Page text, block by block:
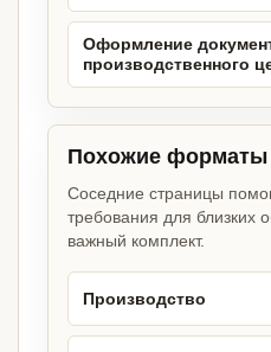
Оформление
производственного
Похожие форматы
Соседние страницы
требования для близких
важный комплект.
Производство